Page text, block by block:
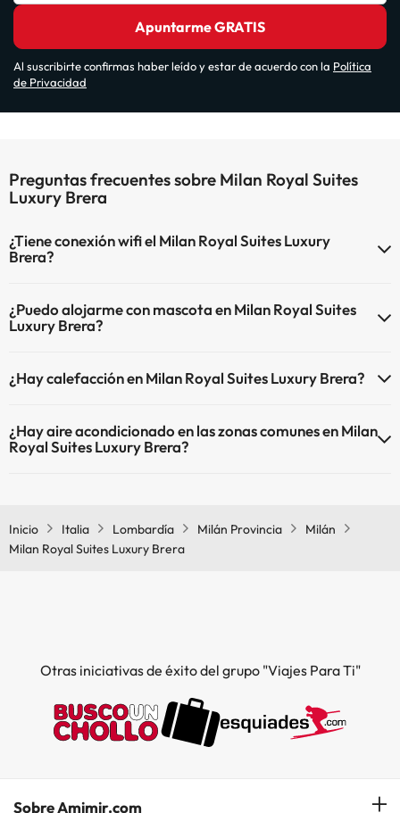
Apuntarme GRATIS
Al suscribirte confirmas haber leído y estar de acuerdo con la Política
de Privacidad
Preguntas frecuentes sobre Milan Royal Suites
Luxury Brera
¿Tiene conexión wifi el Milan Royal Suites Luxury
Brera?
¿Puedo alojarme con mascota en Milan Royal Suites
Luxury Brera?
¿Hay calefacción en Milan Royal Suites Luxury Brera?
comunes.
¿Hay aire acondicionado en las zonas comunes en Milan
Royal Suites Luxury Brera?
Inicio
Italia Lombardía Milán Provincia
Milán
Milan Royal Suites Luxury Brera
Otras iniciativas de éxito del grupo "Viajes Para Ti"
Sobre Amimir.com